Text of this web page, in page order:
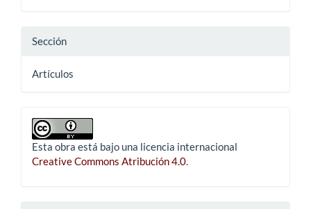
Sección
Artículos
Esta obra está bajo una licencia internacional
Creative Commons Atribución 4.0.